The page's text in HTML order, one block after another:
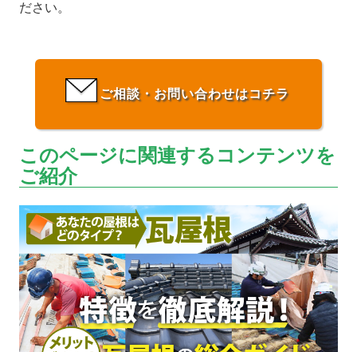
ださい。
ご相談・お問い合わせはコチラ
このページに関連するコンテンツを
ご紹介